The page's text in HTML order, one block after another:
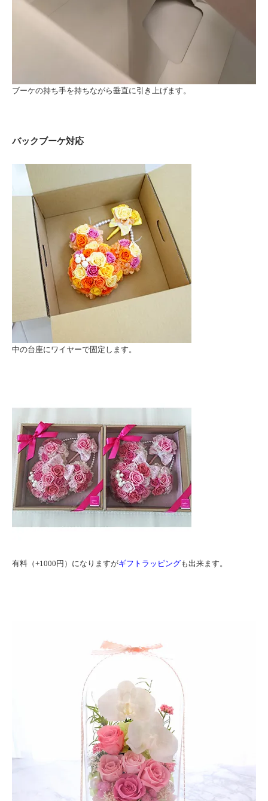
ブーケの持ち手を持ちながら垂直に引き上げます。
バックブーケ対応
中の台座にワイヤーで固定します。
有料（+1000円）になりますがギフトラッピングも出来ます。